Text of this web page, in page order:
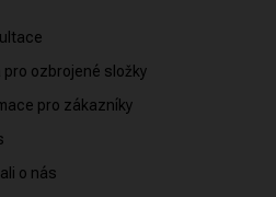
pro ozbrojené složky
pro zákazníky
o nás